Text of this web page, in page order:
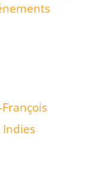
Indies